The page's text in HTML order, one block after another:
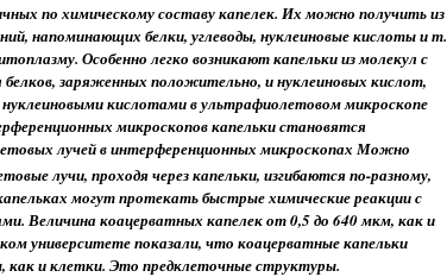
по химическому составу капелек. Их можно получить из
напоминающих белки, углеводы, нуклеиновые кислоты и т.
Особенно легко возникают капельки из молекул с
заряженных положительно, и нуклеиновых кислот,
кислотами в ультрафиолетовом микроскопе
микроскопов капельки становятся
лучей в интерференционных микроскопах Можно
лучи, проходя через капельки, изгибаются по-разному,
могут протекать быстрые химические реакции с
Величина коацерватных капелек от 0,5 до 640 мкм, как и
университете показали, что коацерватные капельки
и клетки. Это предклеточные структуры.